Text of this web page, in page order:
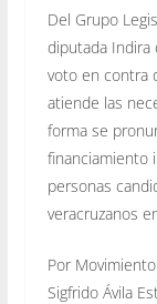
Del Grupo
diputada Indira
voto en contra
atiende las
forma se
financiamiento
personas
veracruzanos
Por
Sigfrido Ávila